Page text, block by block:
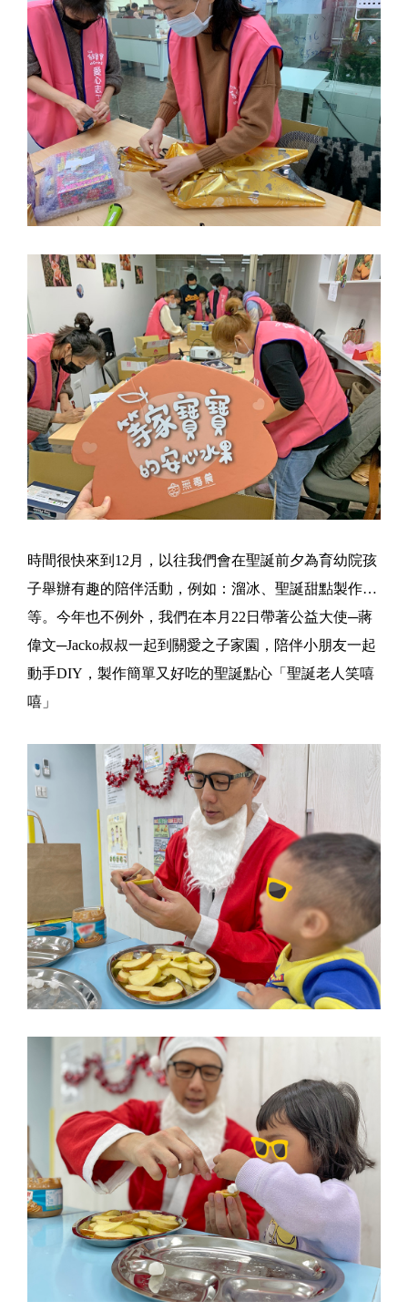
時間很快來到12月，以往我們會在聖誕前夕為育幼院孩
子舉辦有趣的陪伴活動，例如：溜冰、聖誕甜點製作…
等。今年也不例外，我們在本月22日帶著公益大使─蔣
偉文─Jacko叔叔一起到關愛之子家園，陪伴小朋友一起
動手DIY，製作簡單又好吃的聖誕點心「聖誕老人笑嘻
嘻」